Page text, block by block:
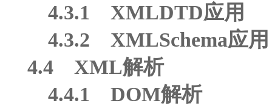
4.3.1 XMLDTD应用
4.3.2 XMLSchema应用
4.4 XML解析
4.4.1 DOM解析